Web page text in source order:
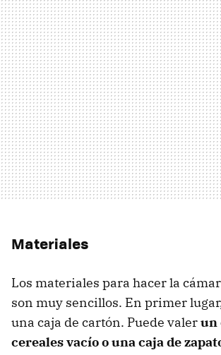
Materiales
Los materiales para hacer la
son muy sencillos. En primer
una caja de cartón. Puede valerun
cereales vacío o una caja de